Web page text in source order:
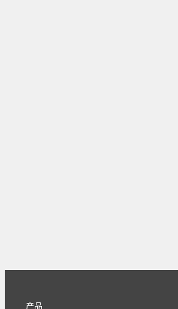
产品